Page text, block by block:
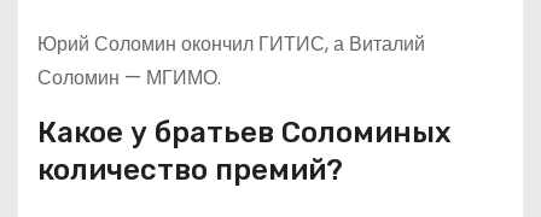
Юрий Соломин окончил ГИТИС, а Виталий
Соломин — МГИМО.
Какое у братьев Соломиных
количество премий?